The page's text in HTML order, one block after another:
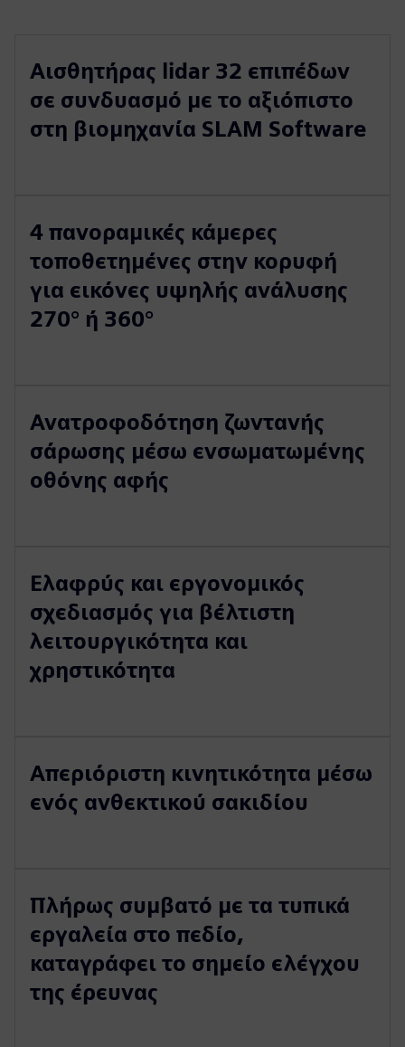
Αισθητήρας lidar 32 επιπέδων
σε συνδυασμό με το αξιόπιστο
στη βιομηχανία SLAM Software
4 πανοραμικές κάμερες
τοποθετημένες στην κορυφή
για εικόνες υψηλής ανάλυσης
270° ή 360°
Ανατροφοδότηση ζωντανής
σάρωσης μέσω ενσωματωμένης
οθόνης αφής
Ελαφρύς και εργονομικός
σχεδιασμός για βέλτιστη
λειτουργικότητα και
χρηστικότητα
Απεριόριστη κινητικότητα μέσω
ενός ανθεκτικού σακιδίου
Πλήρως συμβατό με τα τυπικά
εργαλεία στο πεδίο,
καταγράφει το σημείο ελέγχου
της έρευνας